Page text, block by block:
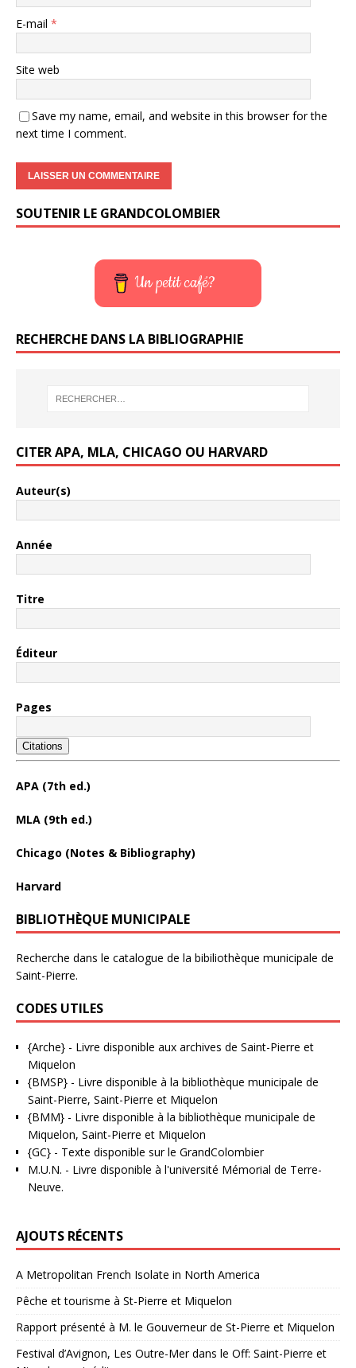
E-mail *
Site web
Save my name, email, and website in this browser for the
next time I comment.
SOUTENIR LE GRANDCOLOMBIER
Un petit café?
RECHERCHE DANS LA BIBLIOGRAPHIE
CITER APA, MLA, CHICAGO OU HARVARD
Auteur(s)
Année
Titre
Éditeur
Pages
Citations
APA (7th ed.)
MLA (9th ed.)
Chicago (Notes & Bibliography)
Harvard
BIBLIOTHÈQUE MUNICIPALE
Recherche dans le catalogue de la bibiliothèque municipale de
Saint-Pierre.
CODES UTILES
{Arche} - Livre disponible aux archives de Saint-Pierre et
Miquelon
{BMSP} - Livre disponible à la bibliothèque municipale de
Saint-Pierre, Saint-Pierre et Miquelon
{BMM} - Livre disponible à la bibliothèque municipale de
Miquelon, Saint-Pierre et Miquelon
{GC} - Texte disponible sur le GrandColombier
M.U.N. - Livre disponible à l'université Mémorial de Terre-
Neuve.
AJOUTS RÉCENTS
A Metropolitan French Isolate in North America
Pêche et tourisme à St-Pierre et Miquelon
Rapport présenté à M. le Gouverneur de St-Pierre et Miquelon
Festival d’Avignon, Les Outre-Mer dans le Off: Saint-Pierre et